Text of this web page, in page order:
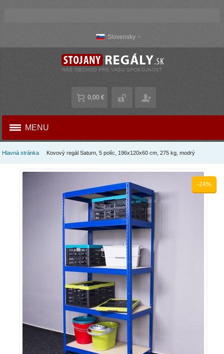
Slovensky
0,00 €
MENU
Hlavná stránka Kovový regál Saturn, 5 políc, 196x120x60 cm, 275 kg, modrý
-24%